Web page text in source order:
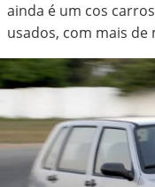
ainda é um cos
usados, com mais